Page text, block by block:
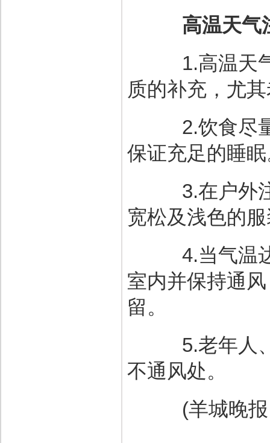
高温天气
1.高温天气
质的补充，尤
2.饮食尽量
保证充足的睡
3.在户外注
宽松及浅色的
4.当气温达
室内并保持通
留。
5.老年人、
不通风处。
(羊城晚报